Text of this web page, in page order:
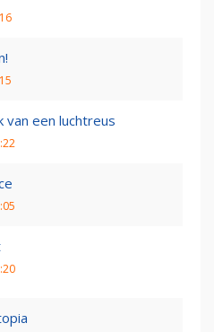
van een luchtreus